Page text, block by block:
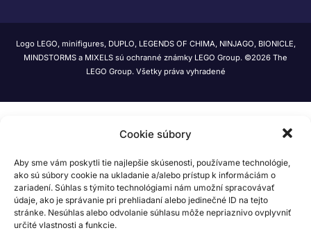
Cookie súbory
Aby sme vám poskytli tie najlepšie skúsenosti, používame technológie,
ako sú súbory cookie na ukladanie a/alebo prístup k informáciám o
zariadení. Súhlas s týmito technológiami nám umožní spracovávať
údaje, ako je správanie pri prehliadaní alebo jedinečné ID na tejto
stránke. Nesúhlas alebo odvolanie súhlasu môže nepriaznivo ovplyvniť
určité vlastnosti a funkcie.
Logo LEGO, minifigures, DUPLO, LEGENDS OF CHIMA, NINJAGO, BIONICLE,
MINDSTORMS a MIXELS sú ochranné známky LEGO Group. ©2026 The
LEGO Group. Všetky práva vyhradené